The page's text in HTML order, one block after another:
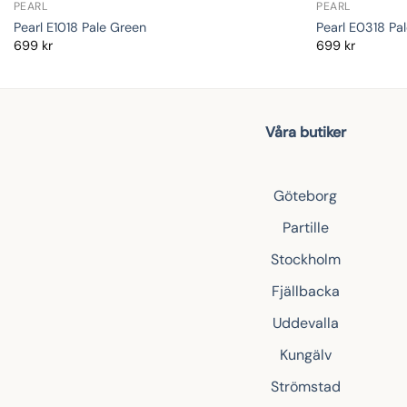
PEARL
Pearl E1018 Pale Green
699 kr
PEARL
Pearl E0318
699 kr
Våra butiker
Göteborg
Partille
Stockholm
Fjällbacka
Uddevalla
Kungälv
Strömstad